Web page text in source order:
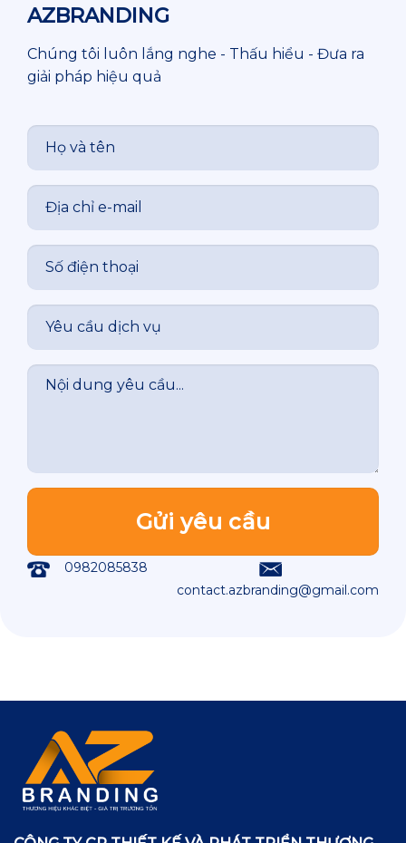
AZBRANDING
Chúng tôi luôn lắng nghe - Thấu hiểu - Đưa ra
giải pháp hiệu quả
0982085838
contact.azbranding@gmail.com